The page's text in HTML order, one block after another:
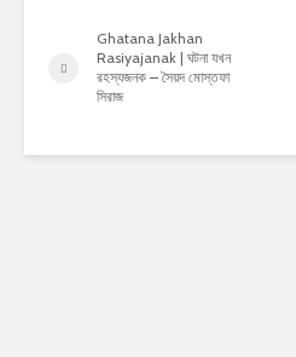
Ghatana Jakhan
Rasiyajanak | ঘটনা যখন
রহস্যজনক – সৈয়দ মোস্তফা
সিরাজ